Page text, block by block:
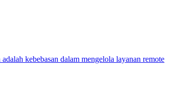
kebebasan dalam mengelola layanan remote